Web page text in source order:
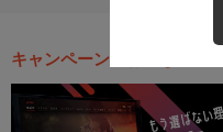
キャンペーン・お得な情報